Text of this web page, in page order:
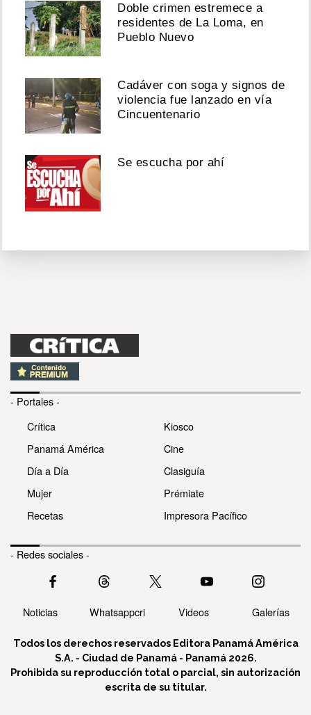
Doble crimen estremece a
residentes de La Loma, en
Pueblo Nuevo
Cadáver con soga y signos de
violencia fue lanzado en vía
Cincuentenario
Se escucha por ahí
- Portales -
Crítica
Panamá América
Día a Día
Mujer
Recetas
Kiosco
Cine
Clasiguía
Prémiate
Impresora Pacífico
- Redes sociales -
Noticias Whatsappcri Videos Galerías
Todos los derechos reservados Editora Panamá América
S.A. - Ciudad de Panamá - Panamá 2026.
Prohibida su reproducción total o parcial, sin autorización
escrita de su titular.